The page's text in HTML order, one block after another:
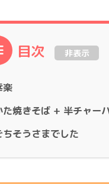
目次 非表示
楽
た焼きそば + 半チャー
ちそうさまでした